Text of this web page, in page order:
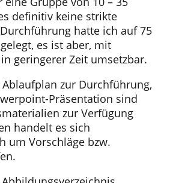
definitiv keine strikte
hatte ich auf 75
es ist aber, mit
geringerer Zeit umsetzbar.
zur Durchführung,
Präsentation sind
zur Verfügung
handelt es sich
um Vorschläge bzw.